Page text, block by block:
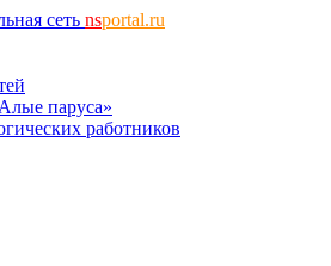
сеть nsportal.ru
паруса»
работников